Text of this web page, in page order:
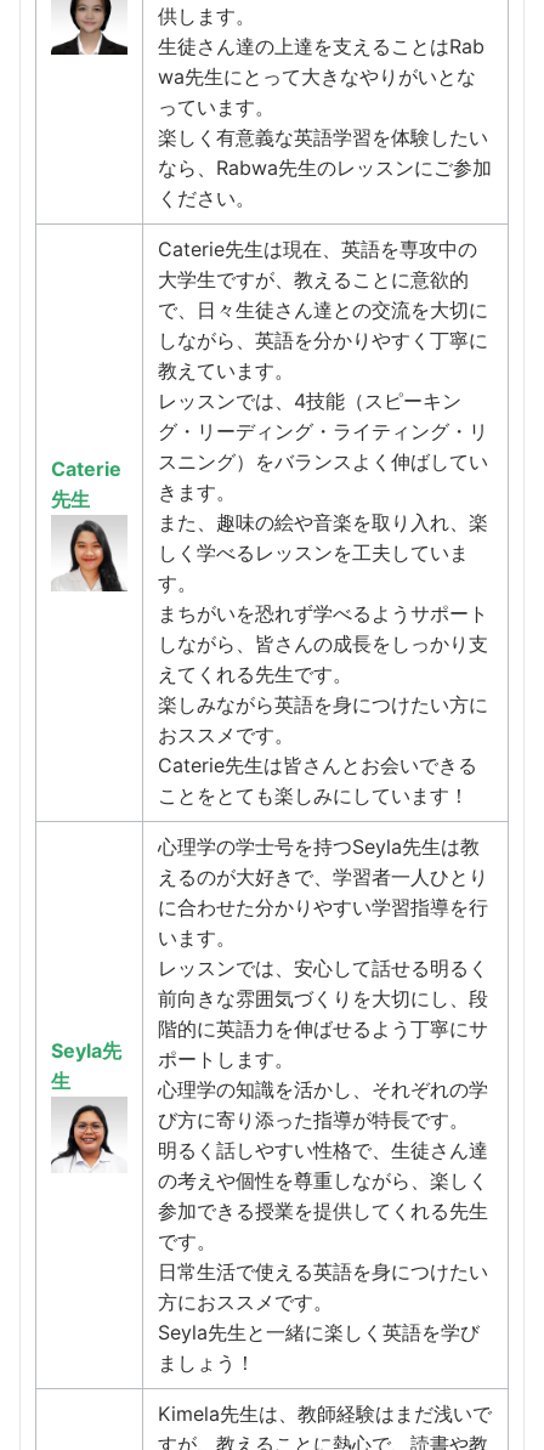
供します。
生徒さん達の上達を支えることはRab
wa先生にとって大きなやりがいとな
っています。
楽しく有意義な英語学習を体験したい
なら、Rabwa先生のレッスンにご参加
ください。
Caterie
先生
Caterie先生は現在、英語を専攻中の
大学生ですが、教えることに意欲的
で、日々生徒さん達との交流を大切に
しながら、英語を分かりやすく丁寧に
教えています。
レッスンでは、4技能（スピーキン
グ・リーディング・ライティング・リ
スニング）をバランスよく伸ばしてい
きます。
また、趣味の絵や音楽を取り入れ、楽
しく学べるレッスンを工夫していま
す。
まちがいを恐れず学べるようサポート
しながら、皆さんの成長をしっかり支
えてくれる先生です。
楽しみながら英語を身につけたい方に
おススメです。
Caterie先生は皆さんとお会いできる
ことをとても楽しみにしています！
Seyla先
生
心理学の学士号を持つSeyla先生は教
えるのが大好きで、学習者一人ひとり
に合わせた分かりやすい学習指導を行
います。
レッスンでは、安心して話せる明るく
前向きな雰囲気づくりを大切にし、段
階的に英語力を伸ばせるよう丁寧にサ
ポートします。
心理学の知識を活かし、それぞれの学
び方に寄り添った指導が特長です。
明るく話しやすい性格で、生徒さん達
の考えや個性を尊重しながら、楽しく
参加できる授業を提供してくれる先生
です。
日常生活で使える英語を身につけたい
方におススメです。
Seyla先生と一緒に楽しく英語を学び
ましょう！
Kimela先生は、教師経験はまだ浅いで
すが、教えることに熱心で、読書や教